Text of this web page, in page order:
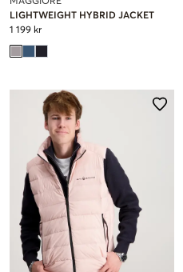
LIGHTWEIGHT HYBRID JACKET
1 199 kr